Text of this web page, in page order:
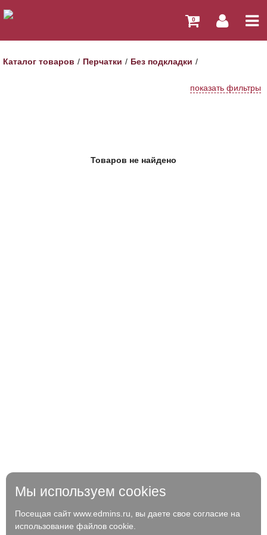
0
Каталог товаров Перчатки Без подкладки
показать фильтры
Товаров не найдено
Мы используем cookies
Посещая сайт www.edmins.ru, вы даете свое согласие на
использование файлов cookie.